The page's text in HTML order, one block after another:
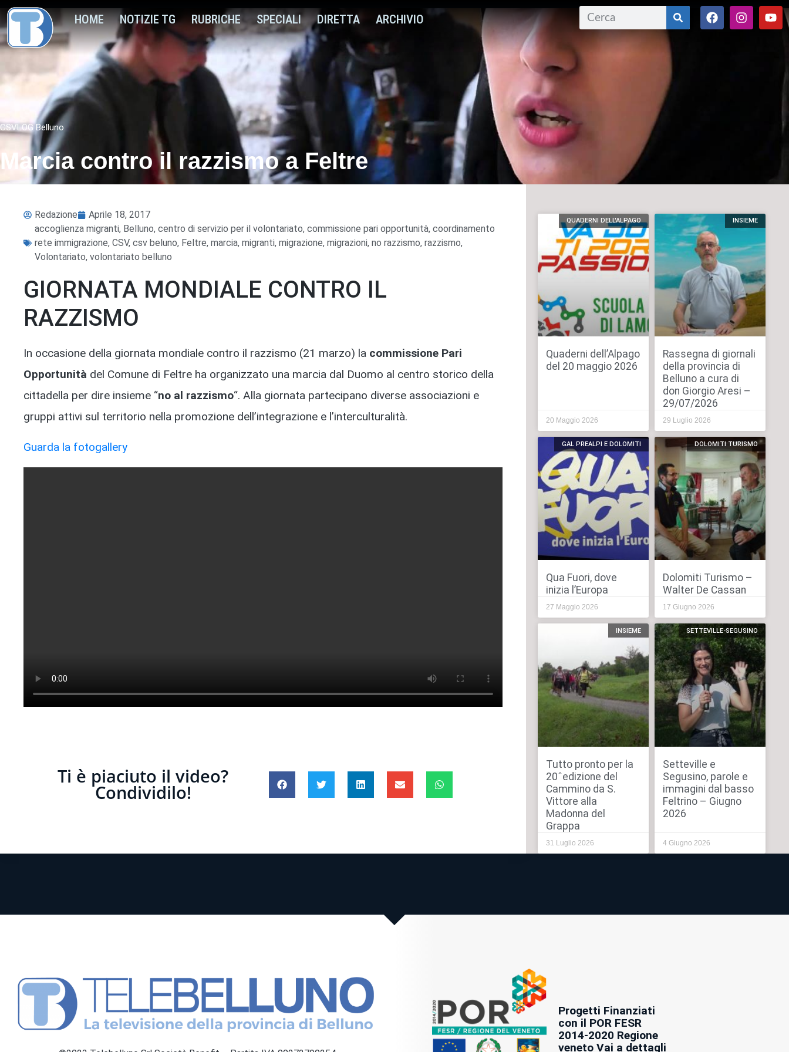
HOME NOTIZIE TG RUBRICHE SPECIALI DIRETTA ARCHIVIO
CSVLOG Belluno
Marcia contro il razzismo a Feltre
Redazione
Aprile 18, 2017
accoglienza migranti, Belluno, centro di servizio per il volontariato, commissione pari opportunità, coordinamento
rete immigrazione, CSV, csv beluno, Feltre, marcia, migranti, migrazione, migrazioni, no razzismo, razzismo,
Volontariato, volontariato belluno
GIORNATA MONDIALE CONTRO IL
RAZZISMO
In occasione della giornata mondiale contro il razzismo (21 marzo) la commissione Pari
Opportunità del Comune di Feltre ha organizzato una marcia dal Duomo al centro storico della
cittadella per dire insieme “no al razzismo“. Alla giornata partecipano diverse associazioni e
gruppi attivi sul territorio nella promozione dell’integrazione e l’interculturalità.
Guarda la fotogallery
Ti è piaciuto il video?
Condividilo!
QUADERNI DELL'ALPAGO
Quaderni dell’Alpago
del 20 maggio 2026
20 Maggio 2026
INSIEME
Rassegna di giornali
della provincia di
Belluno a cura di
don Giorgio Aresi –
29/07/2026
29 Luglio 2026
GAL PREALPI E DOLOMITI
Qua Fuori, dove
inizia l’Europa
27 Maggio 2026
DOLOMITI TURISMO
Dolomiti Turismo –
Walter De Cassan
17 Giugno 2026
INSIEME
Tutto pronto per la
20ˆedizione del
Cammino da S.
Vittore alla
Madonna del
Grappa
31 Luglio 2026
SETTEVILLE-SEGUSINO
Setteville e
Segusino, parole e
immagini dal basso
Feltrino – Giugno
2026
4 Giugno 2026
Progetti Finanziati
con il POR FESR
2014-2020 Regione
veneto Vai a dettagli